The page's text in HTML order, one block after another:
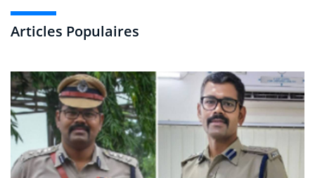
Articles Populaires